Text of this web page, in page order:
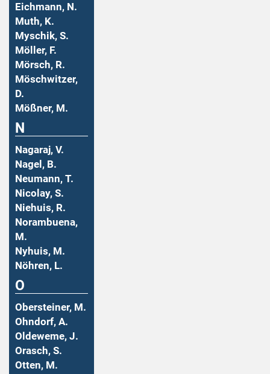
Eichmann, N.
Muth, K.
Myschik, S.
Möller, F.
Mörsch, R.
Möschwitzer,
D.
Mößner, M.
N
Nagaraj, V.
Nagel, B.
Neumann, T.
Nicolay, S.
Niehuis, R.
Norambuena,
M.
Nyhuis, M.
Nöhren, L.
O
Obersteiner, M.
Ohndorf, A.
Oldeweme, J.
Orasch, S.
Otten, M.